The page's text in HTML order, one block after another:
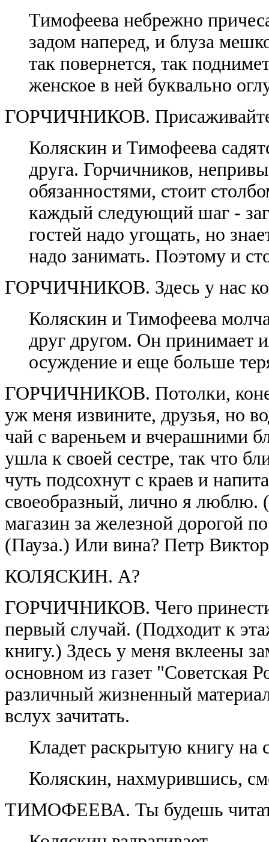
Тимофеева небрежно
задом наперед, и блуза
так повернется, так
женское в ней буквально
ГОРЧИЧНИКОВ.
Коляскин и Тимофеева
друга. Горчичников,
обязанностями, стоит
каждый следующий шаг -
гостей надо угощать, но
надо занимать. Поэтому и
ГОРЧИЧНИКОВ. Здесь у нас
Коляскин и Тимофеева
друг другом. Он принимает
осуждение и еще больше
ГОРЧИЧНИКОВ. Потолки,
уж меня извините, друзья, но
чай с вареньем и вчерашними
ушла к своей сестре, так что
чуть подсохнут с краев и
своеобразный, лично я люблю.
магазин за железной дорогой
(Пауза.) Или вина? Петр
КОЛЯСКИН. А?
ГОРЧИЧНИКОВ. Чего
первый случай. (Подходит к
книгу.) Здесь у меня вклеены
основном из газет "Советская
различный жизненный
вслух зачитать.
Кладет раскрытую книгу на
Коляскин, нахмурившись,
ТИМОФЕЕВА. Ты будешь